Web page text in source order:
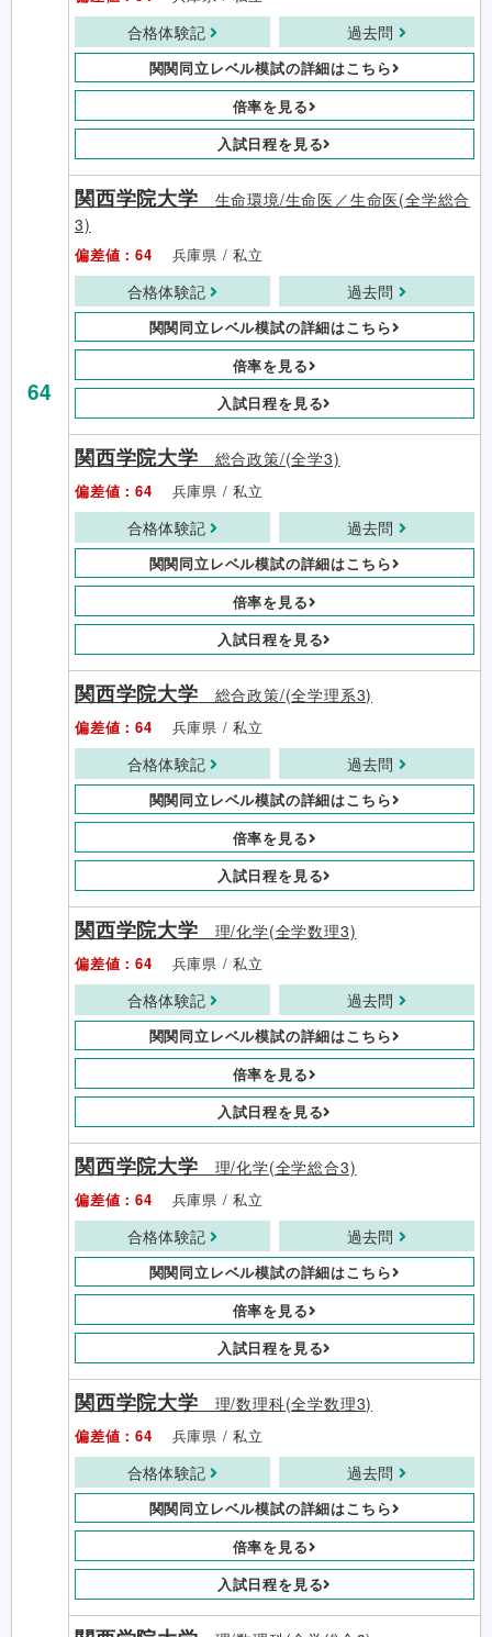
64
合格体験記 過去問
関関同立レベル模試の詳細はこちら
倍率を見る
入試日程を見る
関西学院大学 生命環境/生命医／生命医(全学総合
3)
偏差値：64 兵庫県 / 私立
合格体験記 過去問
関関同立レベル模試の詳細はこちら
倍率を見る
入試日程を見る
関西学院大学 総合政策/(全学3)
偏差値：64 兵庫県 / 私立
合格体験記 過去問
関関同立レベル模試の詳細はこちら
倍率を見る
入試日程を見る
関西学院大学 総合政策/(全学理系3)
偏差値：64 兵庫県 / 私立
合格体験記 過去問
関関同立レベル模試の詳細はこちら
倍率を見る
入試日程を見る
関西学院大学 理/化学(全学数理3)
偏差値：64 兵庫県 / 私立
合格体験記 過去問
関関同立レベル模試の詳細はこちら
倍率を見る
入試日程を見る
関西学院大学 理/化学(全学総合3)
偏差値：64 兵庫県 / 私立
合格体験記 過去問
関関同立レベル模試の詳細はこちら
倍率を見る
入試日程を見る
関西学院大学 理/数理科(全学数理3)
偏差値：64 兵庫県 / 私立
合格体験記 過去問
関関同立レベル模試の詳細はこちら
倍率を見る
入試日程を見る